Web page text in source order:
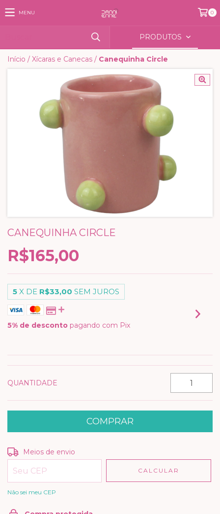
MENU 0
PRODUTOS
Início / Xícaras e Canecas / Canequinha Circle
CANEQUINHA CIRCLE
R$165,00
5 X DE R$33,00 SEM JUROS
5% de desconto pagando com Pix
QUANTIDADE
Entregas para o CEP:
Meios de envio
CALCULAR
Não sei meu CEP